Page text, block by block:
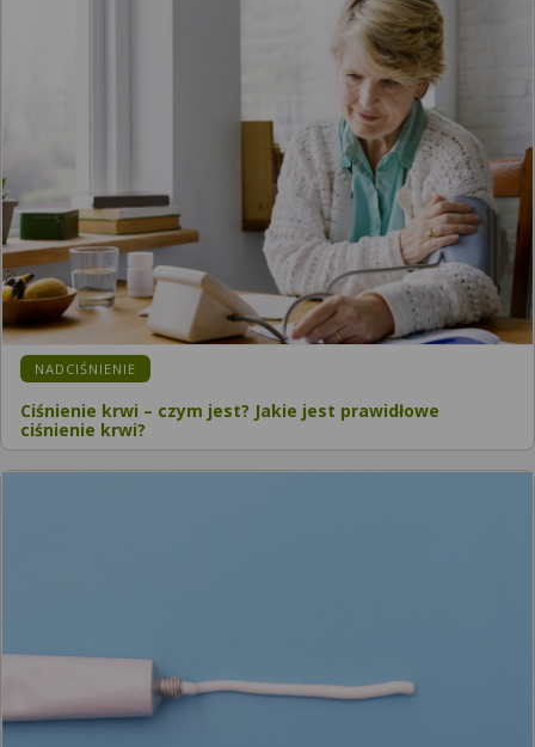
NADCIŚNIENIE
Ciśnienie krwi – czym jest? Jakie jest prawidłowe
ciśnienie krwi?